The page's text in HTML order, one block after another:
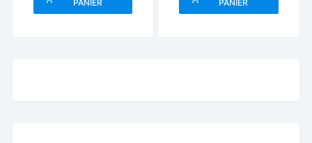
PANIER PANIER